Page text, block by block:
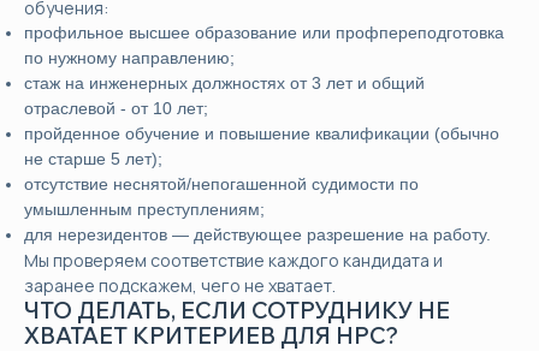
обучения:
профильное высшее образование или профпереподготовка
по нужному направлению;
стаж на инженерных должностях от 3 лет и общий
отраслевой - от 10 лет;
пройденное обучение и повышение квалификации (обычно
не старше 5 лет);
отсутствие неснятой/непогашенной судимости по
умышленным преступлениям;
для нерезидентов — действующее разрешение на работу.
Мы проверяем соответствие каждого кандидата и
заранее подскажем, чего не хватает.
ЧТО ДЕЛАТЬ, ЕСЛИ СОТРУДНИКУ НЕ
ХВАТАЕТ КРИТЕРИЕВ ДЛЯ НРС?